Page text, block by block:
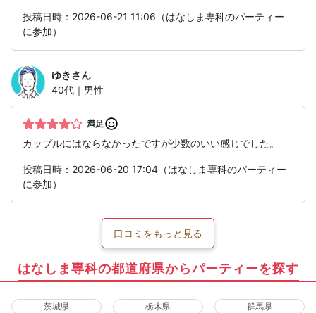
投稿日時：2026-06-21 11:06（はなしま専科のパーティー
に参加）
ゆきさん
40代｜男性
満足
カップルにはならなかったですが少数のいい感じでした。
投稿日時：2026-06-20 17:04（はなしま専科のパーティー
に参加）
口コミをもっと見る
はなしま専科の都道府県からパーティーを探す
茨城県 栃木県 群馬県